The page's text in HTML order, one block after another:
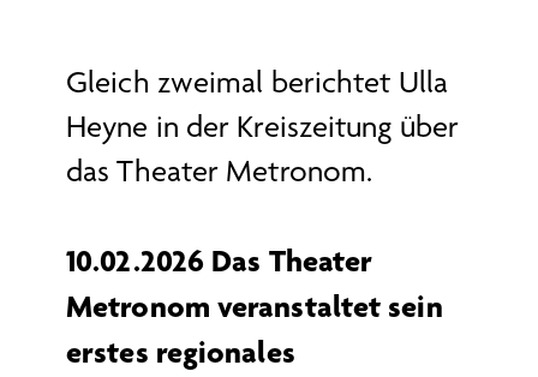
Gleich zweimal berichtet Ulla
Heyne in der Kreiszeitung über
das Theater Metronom.
10.02.2026 Das Theater
Metronom veranstaltet sein
erstes regionales